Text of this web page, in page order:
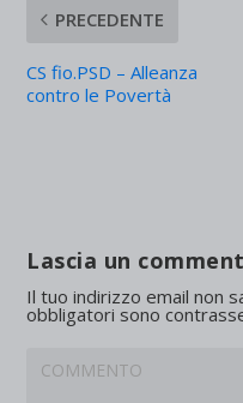
PRECEDENTE
CS fio.PSD – Alleanza
contro le Povertà
Lascia un
Il tuo indirizzo email non
obbligatori sono